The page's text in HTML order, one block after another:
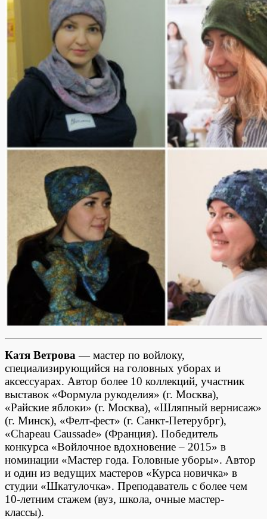
Катя Ветрова — мастер по войлоку,
специализирующийся на головных уборах и
аксессуарах. Автор более 10 коллекций, участник
выставок «Формула рукоделия» (г. Москва),
«Райские яблоки» (г. Москва), «Шляпный вернисаж»
(г. Минск), «Фелт-фест» (г. Санкт-Петерубрг),
«Chapeau Caussade» (Франция). Победитель
конкурса «Войлочное вдохновение – 2015» в
номинации «Мастер года. Головные уборы». Автор
и один из ведущих мастеров «Курса новичка» в
студии «Шкатулочка». Преподаватель с более чем
10-летним стажем (вуз, школа, очные мастер-
классы).